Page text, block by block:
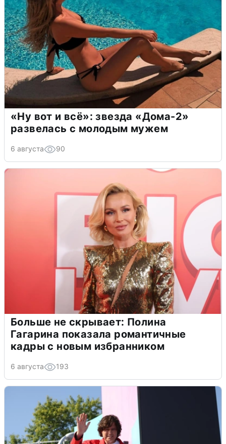
«Ну вот и всё»: звезда «Дома-2»
развелась с молодым мужем
6 августа 90
Больше не скрывает: Полина
Гагарина показала романтичные
кадры с новым избранником
6 августа 193